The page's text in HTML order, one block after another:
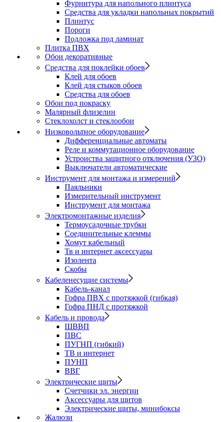
Фурнитура для напольного плинтуса
Средства для укладки напольных покрытий
Плинтус
Пороги
Подложка под ламинат
Плитка ПВХ
Обои декоративные
Средства для поклейки обоев
Клей для обоев
Клей для стыков обоев
Средства для обоев
Обои под покраску
Малярный флизелин
Стеклохолст и стеклообои
Низковольтное оборудование
Дифференциальные автоматы
Реле и коммутационное оборудование
Устроиства защитного отключения (УЗО)
Выключатели автоматические
Инструмент для монтажа и измерений
Паяльники
Измерительный инструмент
Инструмент для монтажа
Электромонтажные изделия
Термоусадочные трубки
Соединительные клеммы
Хомут кабельный
Тв и интернет аксессуары
Изолента
Скобы
Кабеленесущие системы
Кабель-канал
Гофра ПВХ с протяжкой (гибкая)
Гофра ПНД с протяжкой
Кабель и провода
ШВВП
ПВС
ПУГНП (гибкий)
ТВ и интернет
ПУНП
ВВГ
Электрические щиты
Счетчики эл. энергии
Аксессуары для щитов
Электрические щиты, минибоксы
Жалюзи